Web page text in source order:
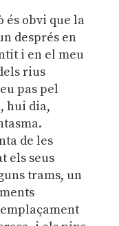
és obvi que la
després en
i en el meu
rius
pas pel
hui dia,
de les
els seus
trams, un